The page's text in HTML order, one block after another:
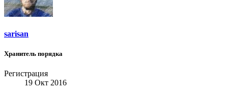
sarisan
Хранитель порядка
Регистрация
19 Окт 2016